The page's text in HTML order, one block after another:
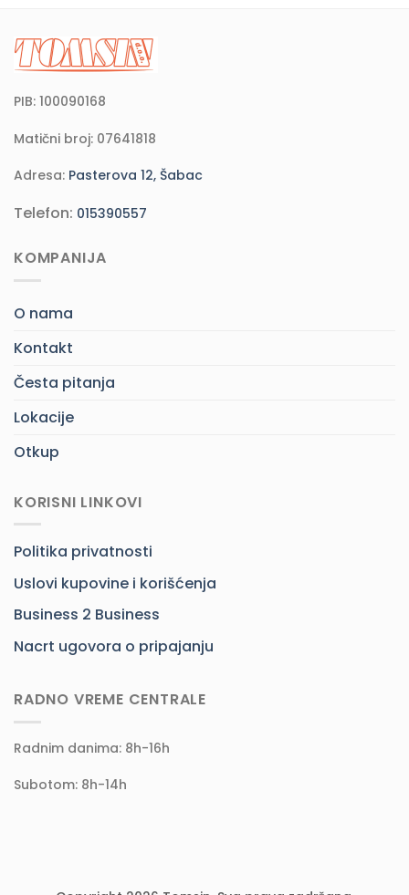
PIB: 100090168
Matični broj: 07641818
Adresa: Pasterova 12, Šabac
Telefon: 015390557
KOMPANIJA
O nama
Kontakt
Česta pitanja
Lokacije
Otkup
KORISNI LINKOVI
Politika privatnosti
Uslovi kupovine i korišćenja
Business 2 Business
Nacrt ugovora o pripajanju
RADNO VREME CENTRALE
Radnim danima: 8h-16h
Subotom: 8h-14h